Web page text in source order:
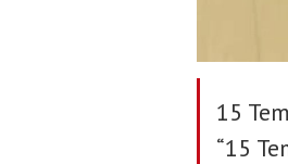
15
“15